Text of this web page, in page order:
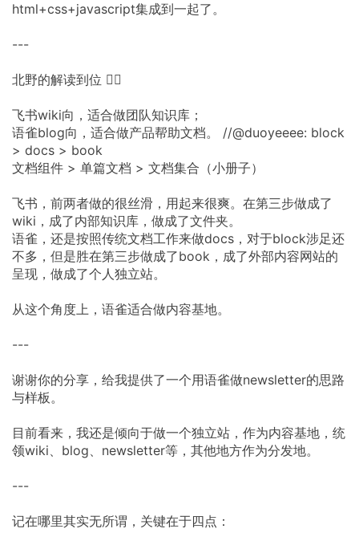
html+css+javascript集成到一起了。
---
北野的解读到位 👍🏻
飞书wiki向，适合做团队知识库；
语雀blog向，适合做产品帮助文档。 //@duoyeeee: block
> docs > book
文档组件 > 单篇文档 > 文档集合（小册子）
飞书，前两者做的很丝滑，用起来很爽。在第三步做成了
wiki，成了内部知识库，做成了文件夹。
语雀，还是按照传统文档工作来做docs，对于block涉足还
不多，但是胜在第三步做成了book，成了外部内容网站的
呈现，做成了个人独立站。
从这个角度上，语雀适合做内容基地。
---
谢谢你的分享，给我提供了一个用语雀做newsletter的思路
与样板。
目前看来，我还是倾向于做一个独立站，作为内容基地，统
领wiki、blog、newsletter等，其他地方作为分发地。
---
记在哪里其实无所谓，关键在于四点：